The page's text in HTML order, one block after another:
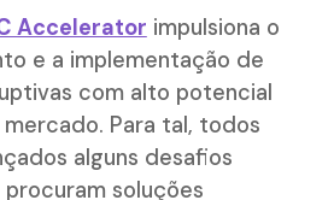
Accelerator impulsiona o
e a implementação de
com alto potencial
Para tal, todos
alguns desafios
soluções